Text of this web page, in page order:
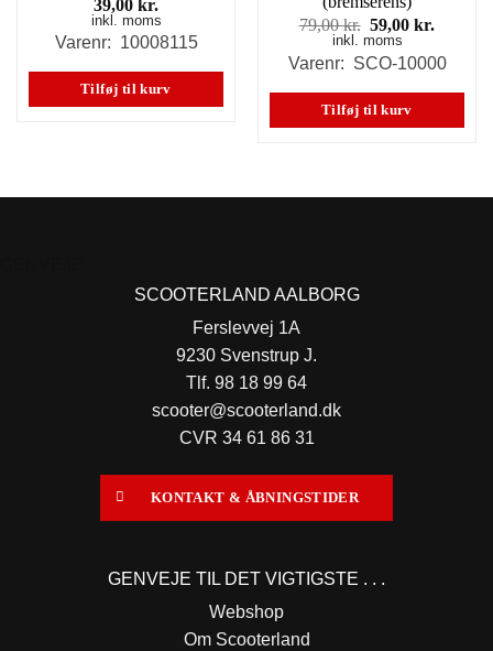
39,00 kr.
inkl. moms
Varenr: 10008115
Tilføj til kurv
79,00kr. Den
oprindelige
pris
79,00 kr..
59,00kr.
pris
59,00
inkl. moms
Varenr: SCO-10000
Tilføj til kurv
SCOOTERLAND AALBORG
Ferslevvej 1A
9230 Svenstrup J.
Tlf. 98 18 99 64
scooter@scooterland.dk
CVR 34 61 86 31
KONTAKT & ÅBNINGSTIDER
GENVEJE TIL DET VIGTIGSTE . . .
Webshop
Om Scooterland